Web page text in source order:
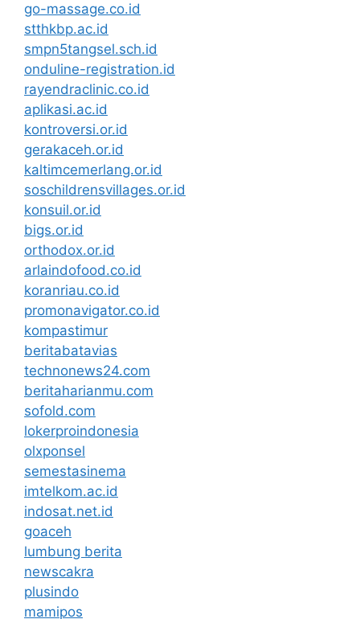
go-massage.co.id
stthkbp.ac.id
smpn5tangsel.sch.id
onduline-registration.id
rayendraclinic.co.id
aplikasi.ac.id
kontroversi.or.id
gerakaceh.or.id
kaltimcemerlang.or.id
soschildrensvillages.or.id
konsuil.or.id
bigs.or.id
orthodox.or.id
arlaindofood.co.id
koranriau.co.id
promonavigator.co.id
kompastimur
beritabatavias
technonews24.com
beritaharianmu.com
sofold.com
lokerproindonesia
olxponsel
semestasinema
imtelkom.ac.id
indosat.net.id
goaceh
lumbung berita
newscakra
plusindo
mamipos